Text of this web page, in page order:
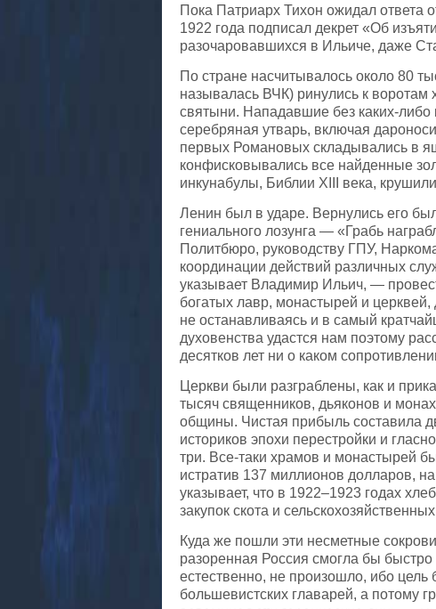
Пока Патриарх Тихон ожидал ответа
1922 года подписал декрет «Об
разочаровавшихся в Ильиче, даже
По стране насчитывалось около 80
называлась ВЧК) ринулись к
святыни. Нападавшие без каких-либо
серебряная утварь, включая
первых Романовых складывались в
конфисковывались все найденные
инкунабулы, Библии XIII века,
Ленин был в ударе. Вернулись его
гениального лозунга — «Грабь
Политбюро, руководству ГПУ,
координации действий различных
указывает Владимир Ильич, —
богатых лавр, монастырей и
не останавливаясь и в самый
духовенства удастся нам поэтому
десятков лет ни о каком
Церкви были разграблены, как и
тысяч священников, дьяконов и
общины. Чистая прибыль составила
историков эпохи перестройки и
три. Все-таки храмов и монастырей
истратив 137 миллионов долларов,
указывает, что в 1922–1923 годах
закупок скота и
Куда же пошли эти несметные
разоренная Россия смогла бы быстро
естественно, не произошло, ибо
большевистских главарей, а потому